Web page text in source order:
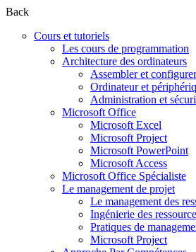
Back
Cours et tutoriels
Les cours de programmation
Architecture des ordinateurs
Assembler et
Ordinateur et
Administration et
Microsoft Office
Microsoft Excel
Microsoft Project
Microsoft PowerPoint
Microsoft Access
Microsoft Office Spécialiste
Le management de projet
Le management des
Ingénierie des
Pratiques de
Microsoft Project